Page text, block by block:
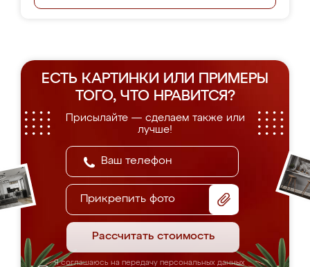
ЕСТЬ КАРТИНКИ ИЛИ ПРИМЕРЫ
ТОГО, ЧТО НРАВИТСЯ?
Присылайте — сделаем также или
лучше!
Прикрепить фото
Рассчитать стоимость
Я соглашаюсь на передачу персональных данных